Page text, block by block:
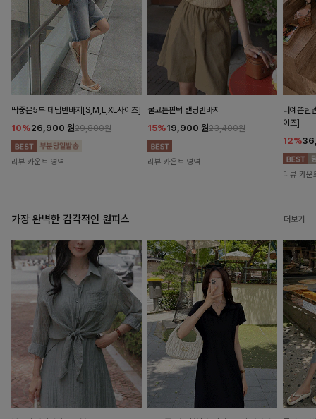
딱좋은5부 데님반바지[S,M,L,XL사이즈]
10%26,900 원29,800원
리뷰 카운트 영역
쿨코튼핀턱 밴딩반바지
15%19,900 원23,400원
리뷰 카운트 영역
더예쁜린
이즈]
12%
리뷰 카운
가장 완벽한 감각적인 원피스 더보기